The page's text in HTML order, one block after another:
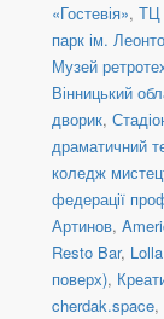
«Гостевія», ТЦ
парк ім.
Музей
Вінницький
дворик,
драматичний
коледж
федерації
Артинов,
Resto Bar,
поверх),
cherdak.space,